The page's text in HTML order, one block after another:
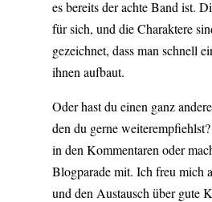
es bereits der achte Band ist.
für sich, und die Charaktere
gezeichnet, dass man schnell
ihnen aufbaut.
Oder hast du einen ganz
den du gerne
in den Kommentaren oder
Blogparade mit. Ich freu mich
und den Austausch über gute